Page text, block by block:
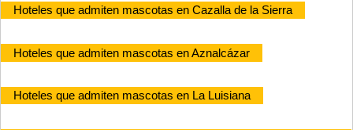
Hoteles que admiten mascotas en Cazalla de la Sierra
Hoteles que admiten mascotas en Aznalcázar
Hoteles que admiten mascotas en La Luisiana